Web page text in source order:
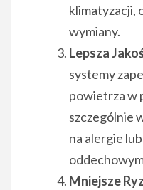
klimatyzacji,
wymiany.
Lepsza
systemy
powietrza w
szczególnie
na alergie
Mniejsze